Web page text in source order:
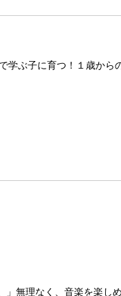
ぶ子に育つ！１歳から
」無理なく、音楽を楽し